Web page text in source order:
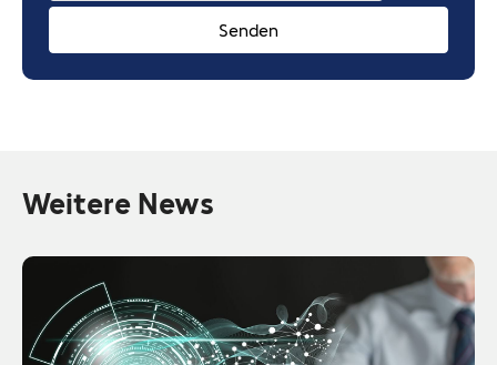
Weitere News